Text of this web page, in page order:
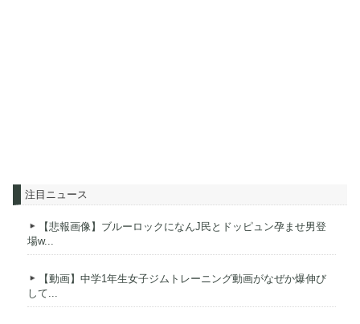
注目ニュース
【悲報画像】ブルーロックになんJ民とドッピュン孕ませ男登
場w...
【動画】中学1年生女子ジムトレーニング動画がなぜか爆伸び
して...